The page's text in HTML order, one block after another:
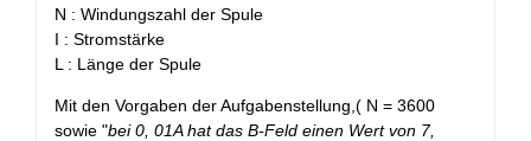
N : Windungszahl der Spule
I : Stromstärke
L : Länge der Spule
Mit den Vorgaben der Aufgabenstellung,( N = 3600
sowie "bei 0, 01A hat das B-Feld einen Wert von 7,